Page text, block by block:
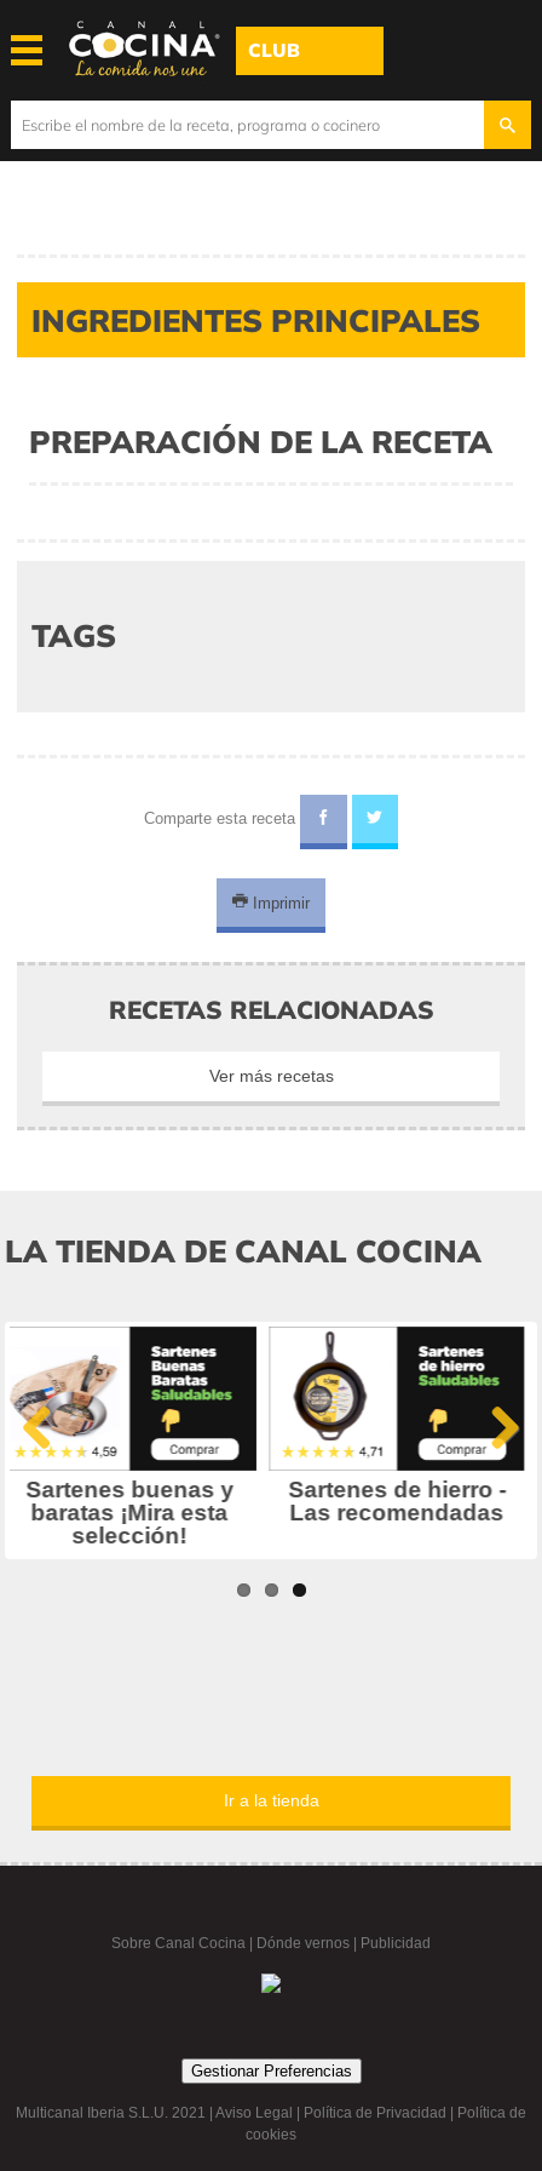
CLUB
INGREDIENTES PRINCIPALES
PREPARACIÓN DE LA RECETA
TAGS
Comparte esta receta
Imprimir
RECETAS RELACIONADAS
Ver más recetas
LA TIENDA DE CANAL COCINA
Ir a la tienda
Sobre Canal Cocina Dónde vernos | Publicidad
Gestionar Preferencias
Multicanal Iberia S.L.U. 2021 | Aviso Legal Política de Privacidad
Política de
cookies